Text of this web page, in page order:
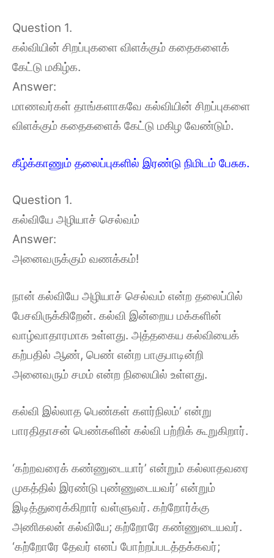
Question 1.
கல்வியின் சிறப்புகளை விளக்கும் கதைகளைக்
கேட்டு மகிழ்க.
Answer:
மாணவர்கள் தாங்களாகவே கல்வியின் சிறப்புகளை
விளக்கும் கதைகளைக் கேட்டு மகிழ வேண்டும்.
கீழ்க்காணும் தலைப்புகளில் இரண்டு நிமிடம் பேசுக.
Question 1.
கல்வியே அழியாச் செல்வம்
Answer:
அனைவருக்கும் வணக்கம்!
நான் கல்வியே அழியாச் செல்வம் என்ற தலைப்பில்
பேசவிருக்கிறேன். கல்வி இன்றைய மக்களின்
வாழ்வாதாரமாக உள்ளது. அத்தகைய கல்வியைக்
கற்பதில் ஆண், பெண் என்ற பாகுபாடின்றி
அனைவரும் சமம் என்ற நிலையில் உள்ளது.
கல்வி இல்லாத பெண்கள் களர்நிலம்’ என்று
பாரதிதாசன் பெண்களின் கல்வி பற்றிக் கூறுகிறார்.
‘கற்றவரைக் கண்ணுடையார்’ என்றும் கல்லாதவரை
முகத்தில் இரண்டு புண்ணுடையவர்’ என்றும்
இடித்துரைக்கிறார் வள்ளுவர். கற்றோர்க்கு
அணிகலன் கல்வியே; கற்றோரே கண்ணுடையவர்.
‘கற்றோரே தேவர் எனப் போற்றப்படத்தக்கவர்;